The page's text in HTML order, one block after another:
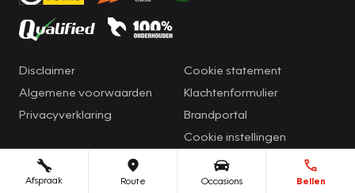
Afspraak Route Occasions Bellen
Disclaimer
Algemene voorwaarden
Privacyverklaring
Cookie statement
Klachtenformulier
Brandportal
Cookie instellingen